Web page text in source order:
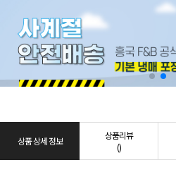
상품 상세 정보
상품리뷰
()